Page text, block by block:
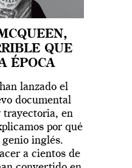
QUE
ÉPOCA
lanzado el
documental
trayectoria, en
por qué
genio inglés.
a cientos de